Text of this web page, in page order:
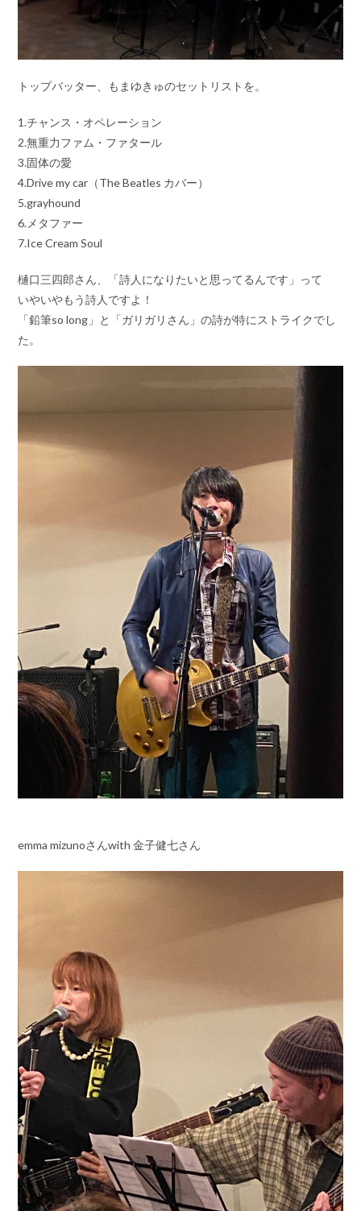
トップバッター、もまゆきゅのセットリストを。
1.チャンス・オペレーション
2.無重力ファム・ファタール
3.固体の愛
4.Drive my car（The Beatles カバー）
5.grayhound
6.メタファー
7.Ice Cream Soul
樋口三四郎さん、「詩人になりたいと思ってるんです」って
いやいやもう詩人ですよ！
「鉛筆so long」と「ガリガリさん」の詩が特にストライクでし
た。
emma mizunoさんwith 金子健七さん